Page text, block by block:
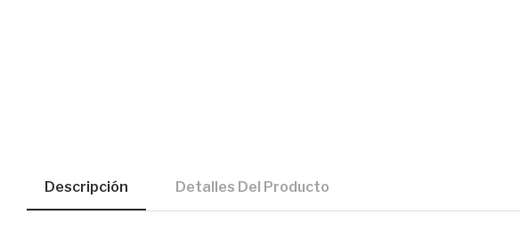
Descripción Detalles Del Producto